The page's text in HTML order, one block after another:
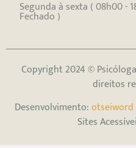
Segunda à sexta ( 08h00 -
Fechado )
Copyright 2024 ©
direitos
Desenvolvimento:otseiword
Sites